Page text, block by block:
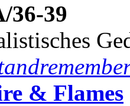
36-39
& Flames